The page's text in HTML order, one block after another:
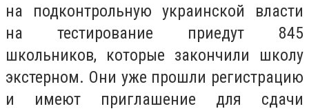
на подконтрольную украинской власти
на тестирование приедут 845
школьников, которые закончили школу
экстерном. Они уже прошли регистрацию
и имеют приглашение для сдачи